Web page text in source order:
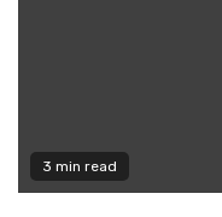
3 min read